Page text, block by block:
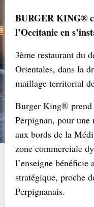
BURGER KING®
l’Occitanie en
3ème restaurant du
Orientales, dans la
maillage territorial
Burger King® prend
Perpignan, pour
aux bords de la
zone commerciale
l’enseigne bénéficie
stratégique, proche
Perpignanais.